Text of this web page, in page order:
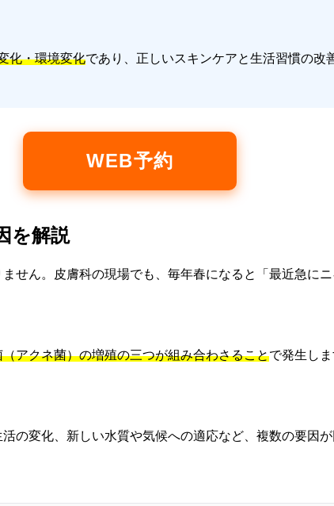
化・環境変化であり、正しいスキンケアと生活習慣の改
WEB予約
を解説
せん。皮膚科の現場でも、毎年春になると「最近急に
アクネ菌）の増殖の三つが組み合わさることで発生し
の変化、新しい水質や気候への適応など、複数の要因